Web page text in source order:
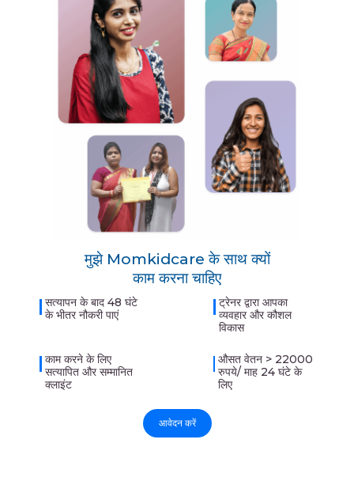
मुझे Momkidcare के साथ क्यों
काम करना चाहिए
सत्यापन के बाद 48 घंटे
के भीतर नौकरी पाएं
ट्रेनर द्वारा आपका
व्यवहार और कौशल
विकास
काम करने के लिए
सत्यापित और सम्मानित
क्लाइंट
औसत वेतन > 22000
रुपये/ माह 24 घंटे के
लिए
आवेदन करें